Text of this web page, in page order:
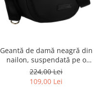
Geantă de damă neagră din
nailon, suspendată pe o
curea reglabilă - Peterson
PTR-PTN JN-14-0290 BLACK
224,00 Lei
109,00 Lei